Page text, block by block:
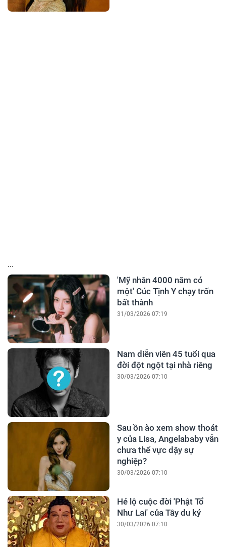
...
'Mỹ nhân 4000 năm có
một' Cúc Tịnh Y chạy trốn
bất thành
31/03/2026 07:19
Nam diễn viên 45 tuổi qua
đời đột ngột tại nhà riêng
30/03/2026 07:10
Sau ồn ào xem show thoát
y của Lisa, Angelababy vẫn
chưa thể vực dậy sự
nghiệp?
30/03/2026 07:10
Hé lộ cuộc đời 'Phật Tổ
Như Lai' của Tây du ký
30/03/2026 07:10